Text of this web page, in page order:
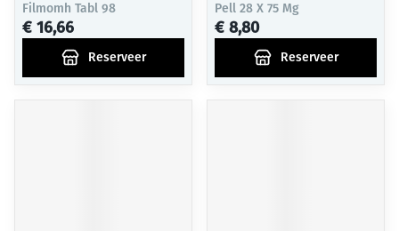
Filmomh Tabl 98
€ 16,66
Reserveer
Pell 28 X 75 Mg
€ 8,80
Reserveer